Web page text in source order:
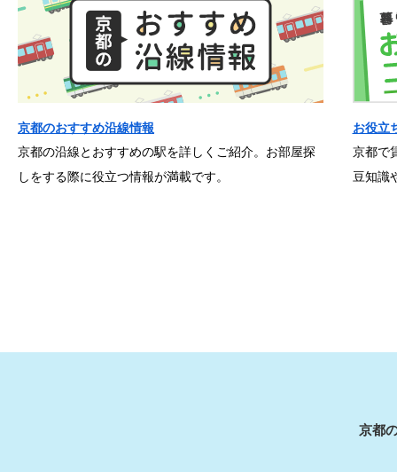
京都のおすすめ沿線情報
京都の沿線とおすすめの駅を詳しくご紹介。お部屋探
しをする際に役立つ情報が満載です。
お役立
京都で
豆知識
京都